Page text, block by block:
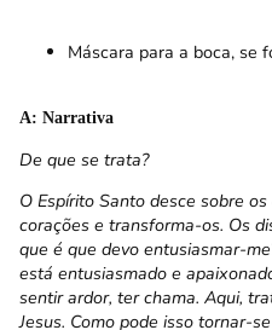
Máscara para a boca, se
A: Narrativa
De que se trata?
O Espírito Santo desce sobre
corações e transforma-os. Os
que é que devo entusiasmar-
está entusiasmado e
sentir ardor, ter chama. Aqui,
Jesus. Como pode isso tornar-